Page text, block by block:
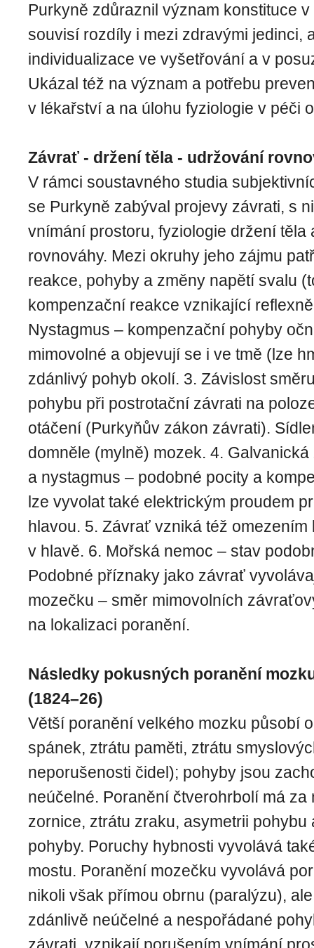
Purkyně zdůraznil význam konstituce
souvisí rozdíly i mezi zdravými jedinci,
individualizace ve vyšetřování a v
Ukázal též na význam a potřebu
v lékařství a na úlohu fyziologie v péči
Závrať - držení těla - udržování
V rámci soustavného studia
se Purkyně zabýval projevy závrati, s
vnímání prostoru, fyziologie držení těla
rovnováhy. Mezi okruhy jeho zájmu
reakce, pohyby a změny napětí svalu
kompenzační reakce vznikající
Nystagmus – kompenzační pohyby
mimovolné a objevují se i ve tmě (lze
zdánlivý pohyb okolí. 3. Závislost
pohybu při postrotační závrati na
otáčení (Purkyňův zákon závrati).
domněle (mylně) mozek. 4.
a nystagmus – podobné pocity a
lze vyvolat také elektrickým proudem
hlavou. 5. Závrať vzniká též
v hlavě. 6. Mořská nemoc – stav
Podobné příznaky jako závrať
mozečku – směr mimovolních
na lokalizaci poranění.
Následky pokusných poranění
(1824–26)
Větší poranění velkého mozku působí
spánek, ztrátu paměti, ztrátu
neporušenosti čidel); pohyby jsou
neúčelné. Poranění čtverohrbolí má
zornice, ztrátu zraku, asymetrii
pohyby. Poruchy hybnosti vyvolává
mostu. Poranění mozečku vyvolává
nikoli však přímou obrnu (paralýzu),
zdánlivě neúčelné a nespořádané